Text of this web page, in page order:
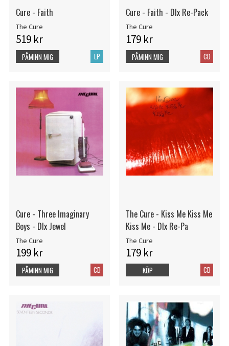
Cure - Faith
The Cure
519 kr
LP
PÅMINN MIG
Cure - Faith - Dlx Re-Pack
The Cure
179 kr
CD
PÅMINN MIG
Cure - Three Imaginary
Boys - Dlx Jewel
The Cure
199 kr
CD
PÅMINN MIG
The Cure - Kiss Me Kiss Me
Kiss Me - Dlx Re-Pa
The Cure
179 kr
CD
KÖP